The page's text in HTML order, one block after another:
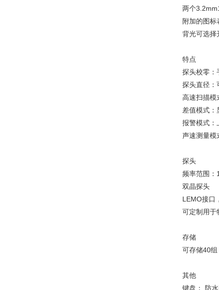
两个
附加的图标
背光可选择
特点
探头校零：
探头直径：
高速扫描模
差值模式
报警模式：
声速测量模
探头
频率范围：
双晶探头
LEMO接口
可定制用于
存储
可存储40
其他
键盘： 防